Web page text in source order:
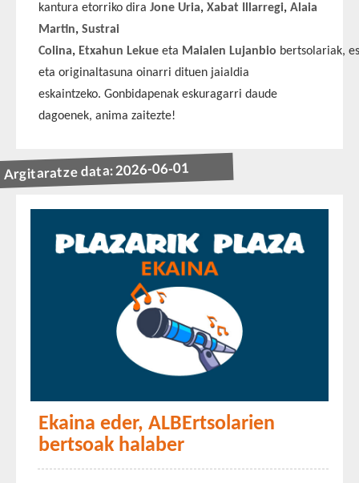
kantura etorriko dira Jone Uria, Xabat Illarregi, Alaia
Martin, Sustrai
Colina, Etxahun Lekue eta Maialen Lujanbio bertsolariak,
eta originaltasuna oinarri dituen jaialdia
eskaintzeko. Gonbidapenak eskuragarri daude
dagoenek, anima zaitezte!
Argitaratze data: 2026-06-01
Ekaina eder, ALBErtsolarien
bertsoak halaber